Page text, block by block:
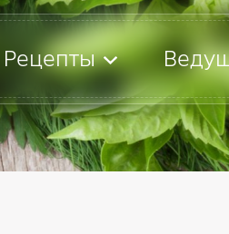
Рецепты